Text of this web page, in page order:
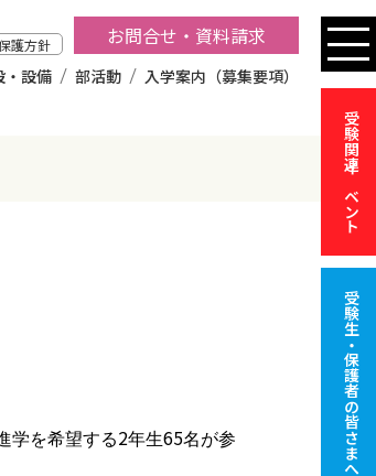
護方針 お問合せ・資料請求
・設備 部活動 入学案内（募集要項）
受験関連イベント
受験生・保護者の皆さまへ
学を希望する2年生65名が参